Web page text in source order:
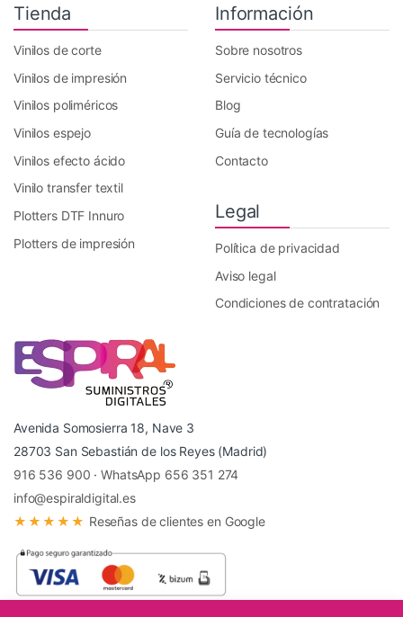
Tienda
Vinilos de corte
Vinilos de impresión
Vinilos poliméricos
Vinilos espejo
Vinilos efecto ácido
Vinilo transfer textil
Plotters DTF Innuro
Plotters de impresión
Información
Sobre nosotros
Servicio técnico
Blog
Guía de tecnologías
Contacto
Legal
Política de privacidad
Aviso legal
Condiciones de contratación
Avenida Somosierra 18, Nave 3
28703 San Sebastián de los Reyes (Madrid)
916 536 900 ·WhatsApp 656 351 274
info@espiraldigital.es
★★★★★ Reseñas de clientes en Google